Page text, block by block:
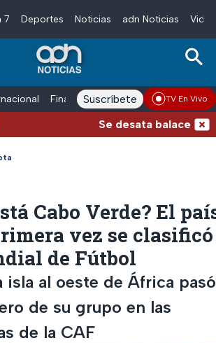
7 Deportes Noticias adn Noticias
Finanzas adn Noticias Radio
Suscríbete TV En Vivo
Se desata balacera
Cabo Verde? El
vez se clasificó
de Fútbol
isla al oeste de África pasó
de su grupo en las
de la CAF